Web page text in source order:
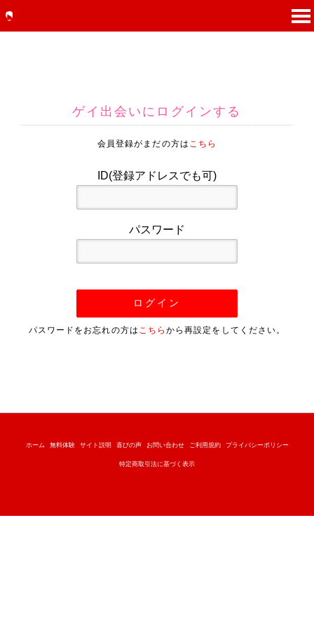
ゲイ出会いにログインする
会員登録がまだの方は こちら
ID(登録アドレスでも可)
パスワード
パスワードをお忘れの方は こちらから再設定をしてください。
ホーム 無料体験 サイト説明 喜びの声 お問い合わせ ご利用規約 プライバシーポリシー
特定商取引法に基づく表示